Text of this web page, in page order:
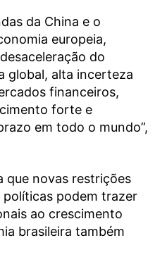
da China e o
europeia,
do
global, alta incerteza
financeiros,
forte e
em todo o mundo”,
que novas restrições
podem trazer
ao crescimento
brasileira também